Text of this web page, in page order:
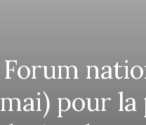
Forum
mai) pour